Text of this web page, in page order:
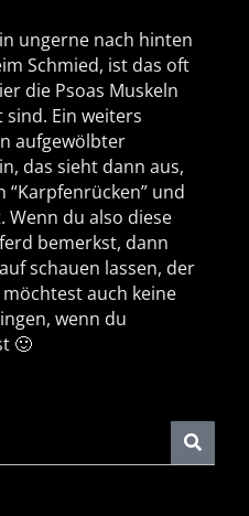
ungerne nach hinten
Schmied, ist das oft
die Psoas Muskeln
Ein weiters
aufgewölbter
das sieht dann aus,
“Karpfenrücken” und
Wenn du also diese
bemerkst, dann
schauen lassen, der
auch keine
wenn du
🙂